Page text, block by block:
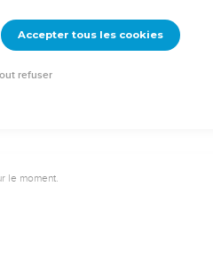
d'une bête morte ou
elle sera pure.
corps, elle portera la peine de
le moment.
Accepter tous les cookies
refuser